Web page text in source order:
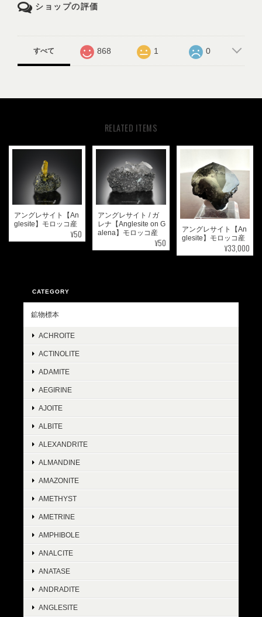
ショップの評価
すべて 868 1 0
RELATED ITEMS
アングレサイト【An
glesite】モロッコ産
¥50
アングレサイト / ガ
レナ【Anglesite on G
alena】モロッコ産
¥50
アングレサイト【An
glesite】モロッコ産
¥33,000
CATEGORY
鉱物標本
ACHROITE
ACTINOLITE
ADAMITE
AEGIRINE
AJOITE
ALBITE
ALEXANDRITE
ALMANDINE
AMAZONITE
AMETHYST
AMETRINE
AMPHIBOLE
ANALCITE
ANATASE
ANDRADITE
ANGLESITE